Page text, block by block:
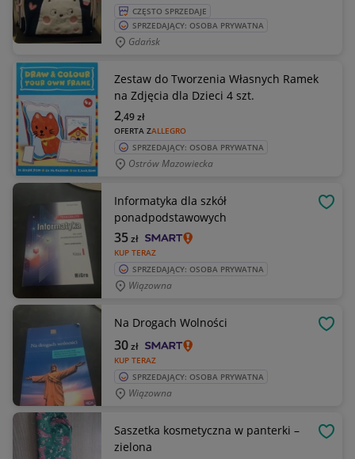
CZĘSTO SPRZEDAJE
SPRZEDAJĄCY: OSOBA PRYWATNA
Gdańsk
Zestaw do Tworzenia Własnych Ramek
na Zdjęcia dla Dzieci 4 szt.
OFERTA ZALLEGRO
2,49zł
SPRZEDAJĄCY: OSOBA PRYWATNA
Ostrów Mazowiecka
Informatyka dla szkół
ponadpodstawowych
KUP TERAZ
35zł
SPRZEDAJĄCY: OSOBA PRYWATNA
Wiązowna
Na Drogach Wolności
KUP TERAZ
30zł
SPRZEDAJĄCY: OSOBA PRYWATNA
Wiązowna
Saszetka kosmetyczna w panterki –
zielona